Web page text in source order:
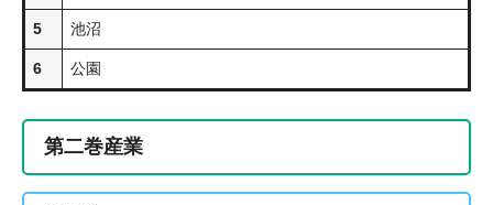
5 池沼
6 公園
第二巻産業